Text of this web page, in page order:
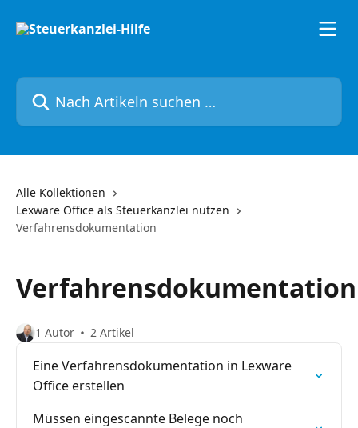
Nach Artikeln suchen …
Alle Kollektionen
Lexware Office als Steuerkanzlei nutzen
Verfahrensdokumentation
Verfahrensdokumentation
1 Autor 2 Artikel
Eine Verfahrensdokumentation in Lexware
Office erstellen
Müssen eingescannte Belege noch